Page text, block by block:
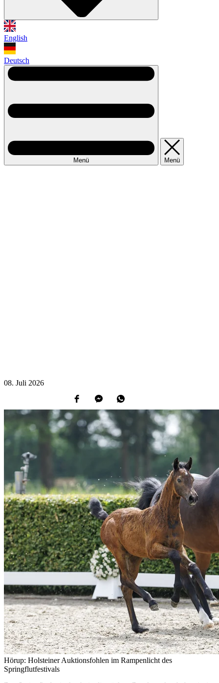
English
Deutsch
Menü Menü
08. Juli 2026
Hörup: Holsteiner Auktionsfohlen im Rampenlicht des
Springflutfestivals